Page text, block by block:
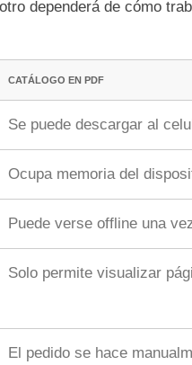
dependerá de cómo
CATÁLOGO EN PDF
Se puede descargar al
Ocupa memoria del
Puede verse offline una
Solo permite visualizar
El pedido se hace